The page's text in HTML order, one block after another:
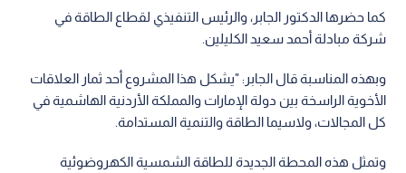
كما حضرها الدكتور الجابر، والرئيس التنفيذي لقطاع الطاقة في
شركة مبادلة أحمد سعيد الكليلين.
وبهذه المناسبة قال الجابر: "يشكل هذا المشروع أحد ثمار العلاقات
الأخوية الراسخة بين دولة الإمارات والمملكة الأردنية الهاشمية في
كل المجالات، ولاسيما الطاقة والتنمية المستدامة.
وتمثل هذه المحطة الجديدة للطاقة الشمسية الكهروضوئية